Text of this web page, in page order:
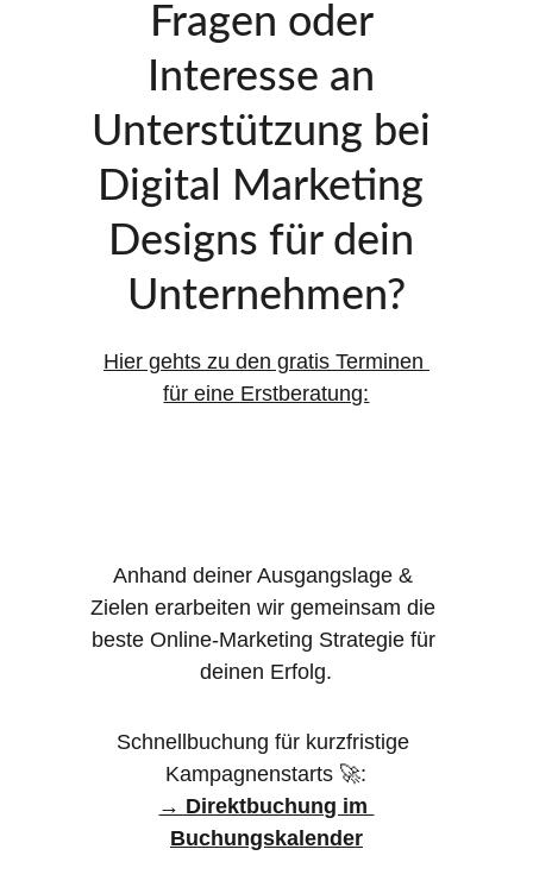
Fragen oder
Interesse an
Unterstützung bei
Digital Marketing
Designs für dein
Unternehmen?
Hier gehts zu den gratis Terminen
für eine Erstberatung:
Anhand deiner Ausgangslage &
Zielen erarbeiten wir gemeinsam die
beste Online-Marketing Strategie für
deinen Erfolg.
Schnellbuchung für kurzfristige
Kampagnenstarts 🚀:
→ Direktbuchung im
Buchungskalender